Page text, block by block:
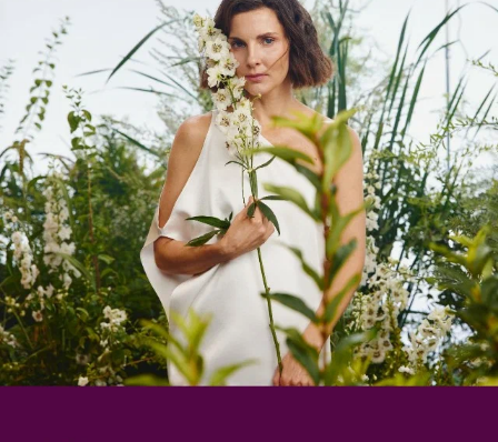
Однажды увидела на нашем сайте статью о Валааме,
на котором я тоже бывала, и ужасно захотелось
написать когда-нибудь о еще одном прекрасном
месте на карте нашей страны — Соловках. В этом
замечательном крае мне довелось побывать
несколько лет...
Polivertin 7 января 2020, 09:14 в личный журнал
Рождественская ночь в Дивеево 49
«Рождество на пороге. Полночную тишь потревожить
не смеет даже юркая мышь…» Торжественные
храмы, многочисленные ёлки, ангелы, огромный
колокол, карета, сани с оленями, гирлянды огней
повсюду… Приглашаю всех посмотреть на